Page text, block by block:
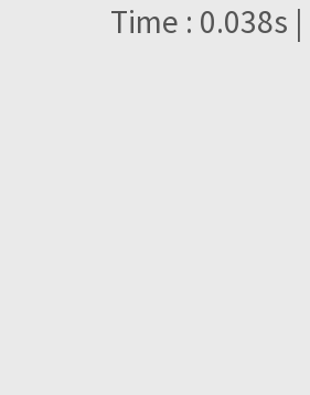
Time : 0.038s